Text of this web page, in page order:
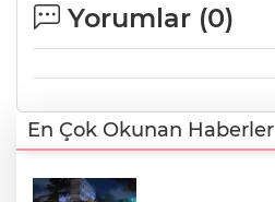
Yorumlar (0)
En Çok Okunan Haberler